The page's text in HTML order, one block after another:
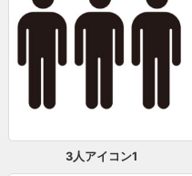
3人アイコン1